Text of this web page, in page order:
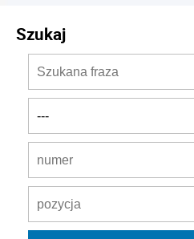
Szukaj